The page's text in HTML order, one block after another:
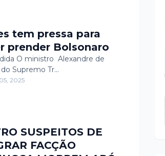
tem pressa para
prender Bolsonaro
O ministro Alexandre de
do Supremo Tr…
2025
SUSPEITOS DE
FACÇÃO